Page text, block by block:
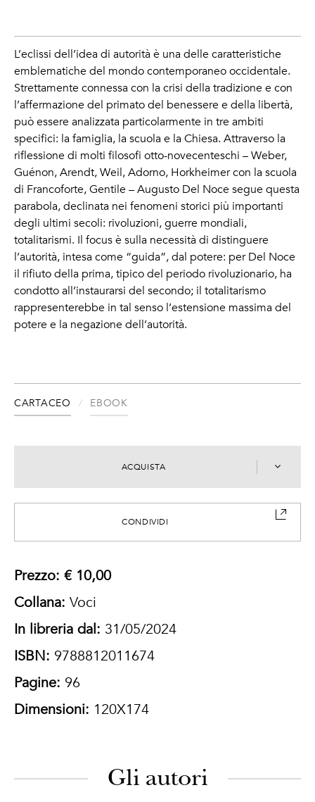
L’eclissi dell’idea di autorità è una delle caratteristiche
emblematiche del mondo contemporaneo occidentale.
Strettamente connessa con la crisi della tradizione e con
l’affermazione del primato del benessere e della libertà,
può essere analizzata particolarmente in tre ambiti
specifici: la famiglia, la scuola e la Chiesa. Attraverso la
riflessione di molti filosofi otto-novecenteschi – Weber,
Guénon, Arendt, Weil, Adorno, Horkheimer con la scuola
di Francoforte, Gentile – Augusto Del Noce segue questa
parabola, declinata nei fenomeni storici più importanti
degli ultimi secoli: rivoluzioni, guerre mondiali,
totalitarismi. Il focus è sulla necessità di distinguere
l’autorità, intesa come “guida”, dal potere: per Del Noce
il rifiuto della prima, tipico del periodo rivoluzionario, ha
condotto all’instaurarsi del secondo; il totalitarismo
rappresenterebbe in tal senso l’estensione massima del
potere e la negazione dell’autorità.
CARTACEO EBOOK
ACQUISTA
CONDIVIDI
Prezzo: € 10,00
Collana: Voci
In libreria dal: 31/05/2024
ISBN: 9788812011674
Pagine: 96
Dimensioni: 120X174
Gli autori